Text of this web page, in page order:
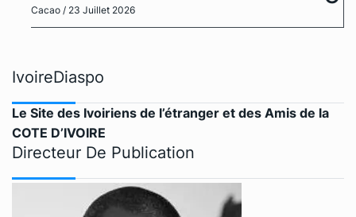
Cacao / 23 Juillet 2026
IvoireDiaspo
Le Site des Ivoiriens de l’étranger et des Amis de la
COTE D’IVOIRE
Directeur De Publication